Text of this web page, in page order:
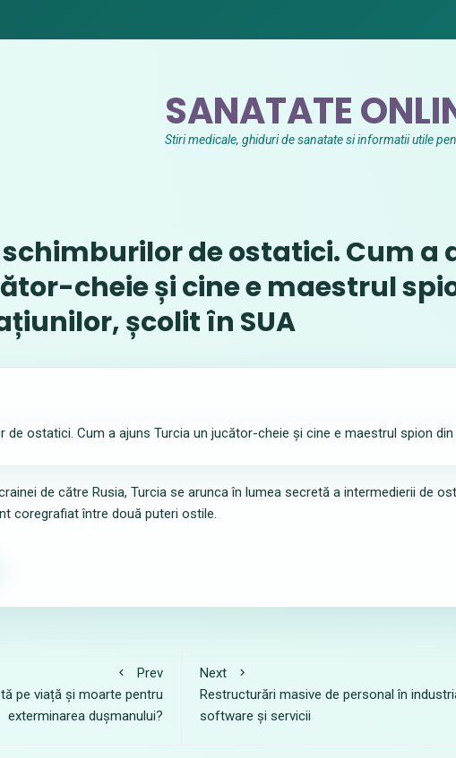
SANATATE
Stiri medicale, ghiduri de sanatate si informatii utile
de ostatici. Cum a
cheie și cine e maestrul
școlit în SUA
de către Rusia, Turcia se arunca în lumea secretă a intermedierii de
coregrafiat între două puteri ostile.
Prev
pe viață și moarte pentru
exterminarea dușmanului?
Next
Restructurări masive de personal în
software și servicii